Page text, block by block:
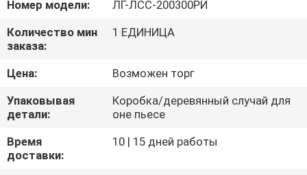
СВЯЖИТЕСЬ
МЫ
НОВОСТИ
СПРОСИТЕ
ЦИТАТУ
Номер модели:
ЛГ-ЛСС-200300РИ
Количество мин
заказа:
1 ЕДИНИЦА
Цена:
Возможен торг
Упаковывая
детали:
Коробка/деревянный случай для
оне пьесе
Время
доставки:
10 | 15 дней работы